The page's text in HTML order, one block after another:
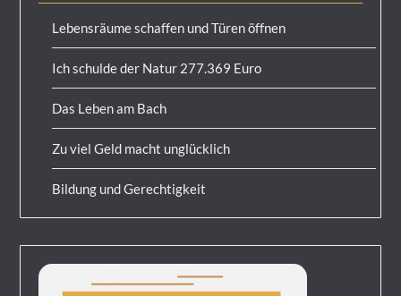
Lebensräume schaffen und Türen öffnen
Ich schulde der Natur 277.369 Euro
Das Leben am Bach
Zu viel Geld macht unglücklich
Bildung und Gerechtigkeit